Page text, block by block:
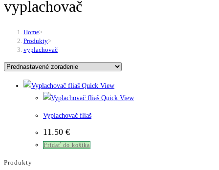
vyplachovač
Home>
Produkty>
vyplachovač
Quick View
Quick View
Vyplachovač fliaš
11.50 €
Pridať do košíka
Produkty